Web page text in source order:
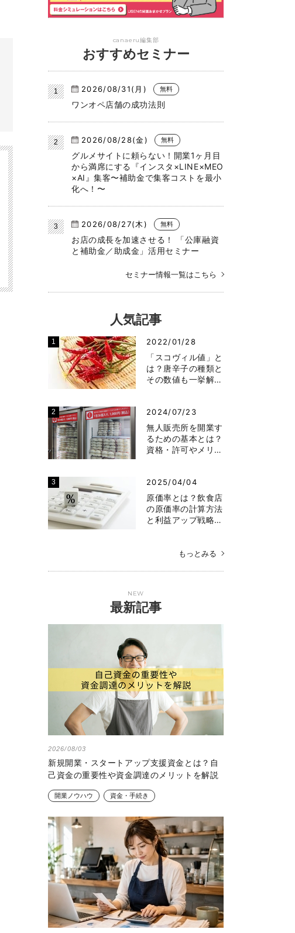
canaeru編集部
おすすめセミナー
2026/08/31(月) 無料
ワンオペ店舗の成功法則
2026/08/28(金) 無料
グルメサイトに頼らない！開業1ヶ月目
から満席にする『インスタ×LINE×MEO
×AI』集客〜補助金で集客コストを最小
化へ！〜
2026/08/27(木) 無料
お店の成長を加速させる！ 「公庫融資
と補助金／助成金」活用セミナー
セミナー情報一覧はこちら
人気記事
2022/01/28
「スコヴィル値」と
は？唐辛子の種類と
その数値も一挙解…
2024/07/23
無人販売所を開業す
るための基本とは？
資格・許可やメリ…
2025/04/04
原価率とは？飲食店
の原価率の計算方法
と利益アップ戦略…
もっとみる
NEW
最新記事
2026/08/03
新規開業・スタートアップ支援資金とは？自
己資金の重要性や資金調達のメリットを解説
開業ノウハウ 資金・手続き